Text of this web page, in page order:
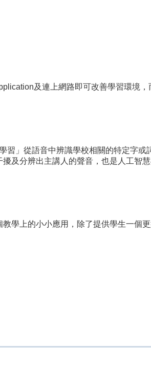
及連上網路即可改善學習環境，
習」從語音中辨識學校相關的特定字或
及分辨出主講人的聲音，也是人工智
學上的小小應用，除了提供學生一個